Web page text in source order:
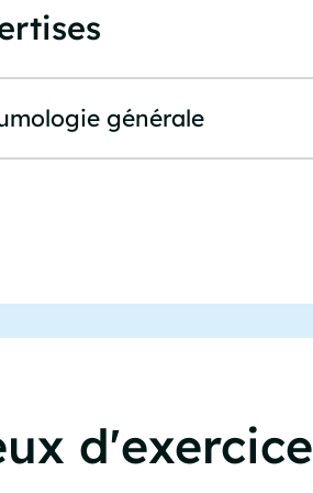
générale
d'exercice